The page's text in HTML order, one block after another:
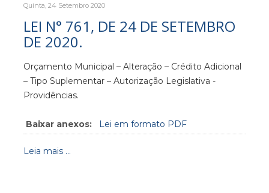
Quinta, 24 Setembro 2020
LEI N° 761, DE 24 DE SETEMBRO
DE 2020.
Orçamento Municipal – Alteração – Crédito Adicional
– Tipo Suplementar – Autorização Legislativa -
Providências.
Baixar anexos: Lei em formato PDF
Leia mais ...